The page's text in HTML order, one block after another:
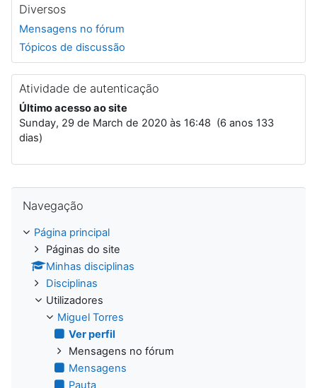
Diversos
Mensagens no fórum
Tópicos de discussão
Atividade de autenticação
Último acesso ao site
Sunday, 29 de March de 2020 às 16:48 (6 anos 133
dias)
Navegação
Página principal
Páginas do site
Minhas disciplinas
Disciplinas
Utilizadores
Miguel Torres
Ver perfil
Mensagens no fórum
Mensagens
Pauta